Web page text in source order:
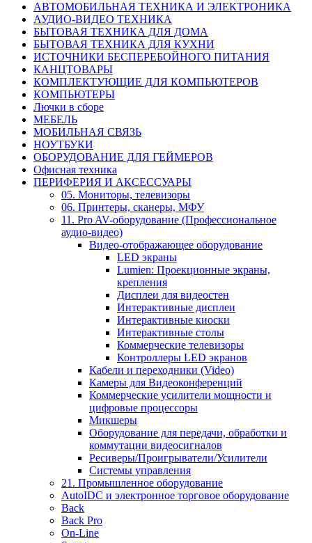
АВТОМОБИЛЬНАЯ ТЕХНИКА И ЭЛЕКТРОНИКА
АУДИО-ВИДЕО ТЕХНИКА
БЫТОВАЯ ТЕХНИКА ДЛЯ ДОМА
БЫТОВАЯ ТЕХНИКА ДЛЯ КУХНИ
ИСТОЧНИКИ БЕСПЕРЕБОЙНОГО ПИТАНИЯ
КАНЦТОВАРЫ
КОМПЛЕКТУЮЩИЕ ДЛЯ КОМПЬЮТЕРОВ
КОМПЬЮТЕРЫ
Лючки в сборе
МЕБЕЛЬ
МОБИЛЬНАЯ СВЯЗЬ
НОУТБУКИ
ОБОРУДОВАНИЕ ДЛЯ ГЕЙМЕРОВ
Офисная техника
ПЕРИФЕРИЯ И АКСЕССУАРЫ
05. Мониторы, телевизоры
06. Принтеры, сканеры, МФУ
11. Pro AV-оборудование (Профессиональное
аудио-видео)
Видео-отображающее оборудование
LED экраны
Lumien: Проекционные экраны,
крепления
Дисплеи для видеостен
Интерактивные дисплеи
Интерактивные киоски
Интерактивные столы
Коммерческие телевизоры
Контроллеры LED экранов
Кабели и переходники (Video)
Камеры для Видеоконференций
Коммерческие усилители мощности и
цифровые процессоры
Микшеры
Оборудование для передачи, обработки и
коммутации видеосигналов
Ресиверы/Проигрыватели/Усилители
Системы управления
21. Промышленное оборудование
AutoIDC и электронное торговое оборудование
Back
Back Pro
On-Line